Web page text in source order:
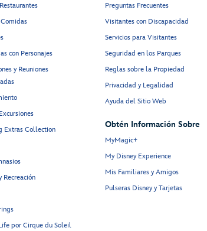
con Personajes
y Reuniones
Extras Collection
Recreación
por Cirque du Soleil
Preguntas Frecuentes
Visitantes con Discapacidad
Servicios para Visitantes
Seguridad en los Parques
Reglas sobre la Propiedad
Privacidad y Legalidad
Ayuda del Sitio Web
Obtén Información Sobre
MyMagic+
My Disney Experience
Mis Familiares y Amigos
Pulseras Disney y Tarjetas